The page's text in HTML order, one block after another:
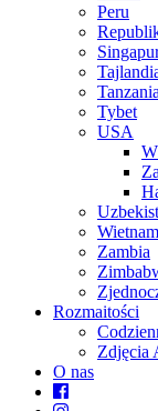
Peru
Tanzania
Tybet
USA
Wietnam
Zambia
Rozmaitości
Zdjęcia
O nas